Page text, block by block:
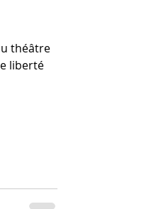
théâtre
liberté